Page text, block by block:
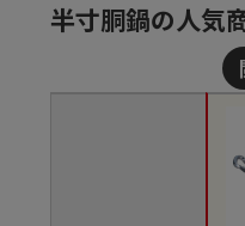
半寸胴鍋の人気